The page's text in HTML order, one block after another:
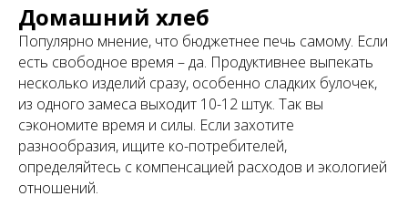
Домашний хлеб
Популярно мнение, что бюджетнее печь самому. Если
есть свободное время – да. Продуктивнее выпекать
несколько изделий сразу, особенно сладких булочек,
из одного замеса выходит 10-12 штук. Так вы
сэкономите время и силы. Если захотите
разнообразия, ищите ко-потребителей,
определяйтесь с компенсацией расходов и экологией
отношений.